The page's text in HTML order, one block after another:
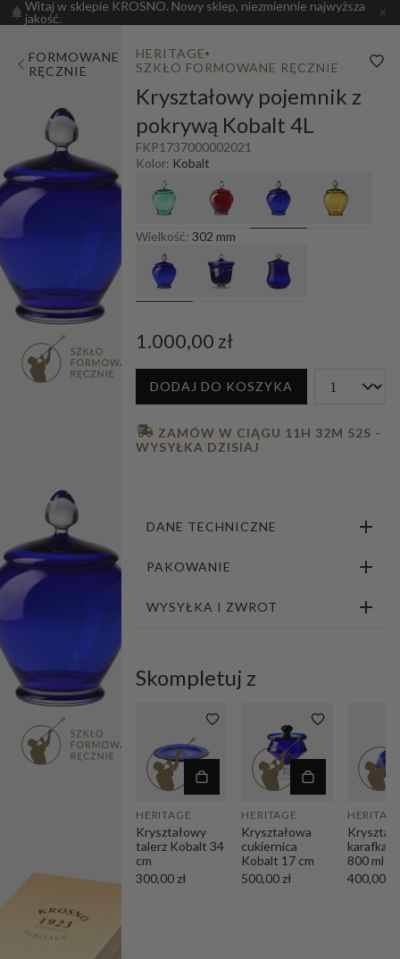
Witaj w sklepie KROSNO. Nowy sklep, niezmiennie najwyższa
jakość.
FORMOWANE
RĘCZNIE
HERITAGE
SZKŁO FORMOWANE RĘCZNIE
Kryształowy pojemnik z
pokrywą Kobalt 4L
FKP1737000002021
Kolor: Kobalt
Wielkość: 302 mm
1.000,00 zł
DODAJ DO KOSZYKA
DANE TECHNICZNE
PAKOWANIE
WYSYŁKA I ZWROT
Skompletuj z
HERITAGE
Kryształowy
talerz Kobalt 34
cm
300,00 zł
HERITAGE
Kryształowa
cukiernica
Kobalt 17 cm
500,00 zł
karafka
800 ml
400,00 zł
ZAMÓW W CIĄGU 11H 32M 51S -
WYSYŁKA DZISIAJ